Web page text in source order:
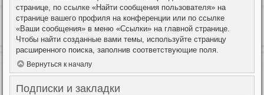
странице, по ссылке «Найти сообщения пользователя» на
странице вашего профиля на конференции или по ссылке
«Ваши сообщения» в меню «Ссылки» на главной странице.
Чтобы найти созданные вами темы, используйте страницу
расширенного поиска, заполнив соответствующие поля.
Вернуться к началу
Подписки и закладки